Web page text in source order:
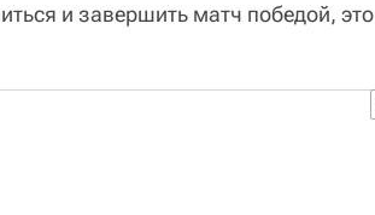
и завершить матч победой, это